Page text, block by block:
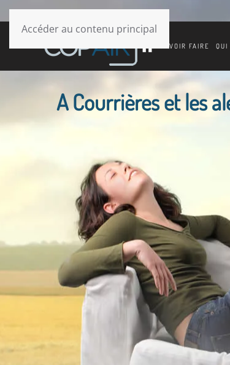
Accéder au contenu principal
SAVOIR FAIRE QUI
A Courrières et les